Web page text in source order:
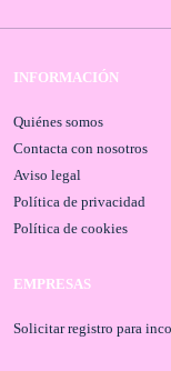
INFORMACIÓN
Quiénes somos
Contacta con nosotros
Aviso legal
Política de privacidad
Política de cookies
EMPRESAS
Solicitar registro para